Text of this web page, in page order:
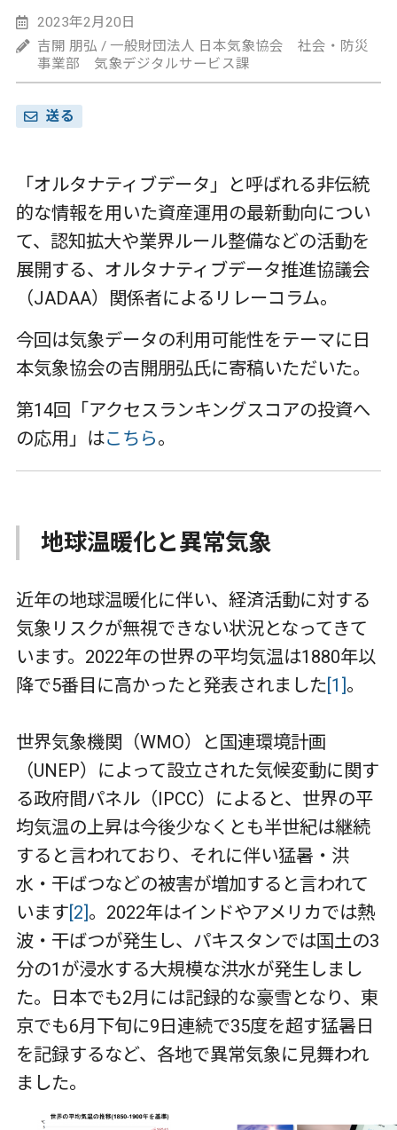
2023年2月20日
吉開 朋弘 / 一般財団法人 日本気象協会 社会・防災
事業部 気象デジタルサービス課
送る
「オルタナティブデータ」と呼ばれる非伝統
的な情報を用いた資産運用の最新動向につい
て、認知拡大や業界ルール整備などの活動を
展開する、オルタナティブデータ推進協議会
（JADAA）関係者によるリレーコラム。
今回は気象データの利用可能性をテーマに日
本気象協会の吉開朋弘氏に寄稿いただいた。
第14回「アクセスランキングスコアの投資へ
の応用」はこちら。
地球温暖化と異常気象
近年の地球温暖化に伴い、経済活動に対する
気象リスクが無視できない状況となってきて
います。 2022年の世界の平均気温は1880年以
降で5番目に高かったと発表されました[1]。
世界気象機関（WMO）と国連環境計画
（UNEP）によって設立された気候変動に関す
る政府間パネル（IPCC）によると、世界の平
均気温の上昇は今後少なくとも半世紀は継続
すると言われており、それに伴い猛暑・洪
水・干ばつなどの被害が増加すると言われて
います[2]。 2022年はインドやアメリカでは熱
波・干ばつが発生し、パキスタンでは国土の3
分の1 が浸水する大規模な洪水が発生しまし
た。日本でも2月には記録的な豪雪となり、東
京でも6月下旬に9日連続で35度を超す猛暑日
を記録するなど、各地で異常気象に見舞われ
ました。